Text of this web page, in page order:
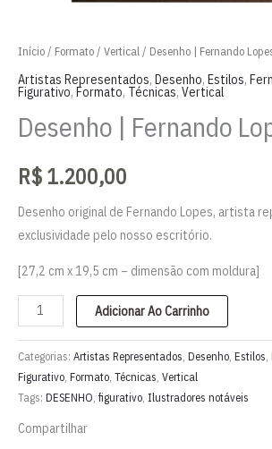
Início/ Formato/ Vertical/ Desenho | Fernando
Artistas Representados, Desenho, Estilos,
Figurativo, Formato, Técnicas, Vertical
Desenho | Fernando
R$1.200,00
Desenho original de Fernando Lopes, artista
exclusividade pelo nosso escritório.
[27,2 cm x 19,5 cm – dimensão com moldura]
Desenho
|
Fernando
Lopes
quantidade
Adicionar Ao Carrinho
Categorias: Artistas Representados, Desenho, Estilos,
Figurativo, Formato, Técnicas, Vertical
Tags: DESENHO, figurativo, Ilustradores notáveis
Compartilhar